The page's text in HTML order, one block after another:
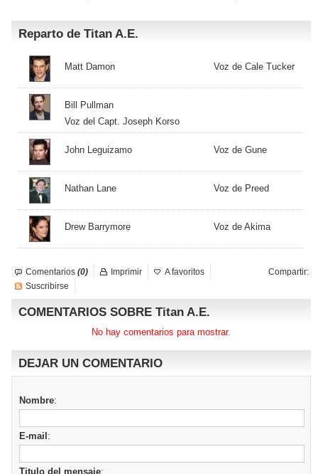
Reparto de Titan A.E.
Matt Damon Voz de Cale Tucker
Bill Pullman
Voz del Capt. Joseph Korso
John Leguizamo Voz de Gune
Nathan Lane Voz de Preed
Drew Barrymore Voz de Akima
Comentarios (0) Compartir:
Imprimir
A favoritos
Suscribirse
COMENTARIOS SOBRE Titan A.E.
No hay comentarios para mostrar.
DEJAR UN COMENTARIO
Nombre:
E-mail :
Titulo del mensaje: